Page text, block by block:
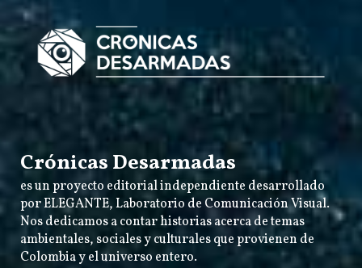
Crónicas Desarmadas
es un proyecto editorial independiente desarrollado
porELEGANTE, Laboratorio de Comunicación Visual.
Nos dedicamos a contar historias acerca de temas
ambientales, sociales y culturales que provienen de
Colombia y el universo entero.